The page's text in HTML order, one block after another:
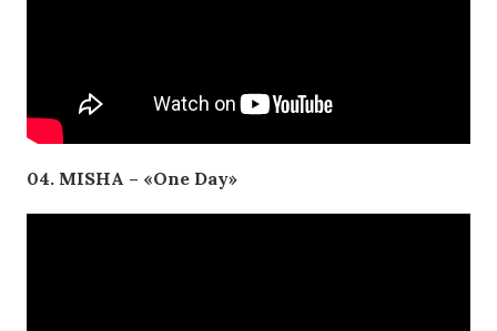
04. MISHA – «One Day»